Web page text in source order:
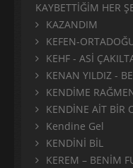
KAYBETTİĞİM HER
KAZANDIM
KEFEN-
KEHF - ASİ
KENAN YILDIZ -
KENDİME
KENDİNE AİT BİR
Kendine Gel
KENDİNİ BİL
KEREM – BENİM